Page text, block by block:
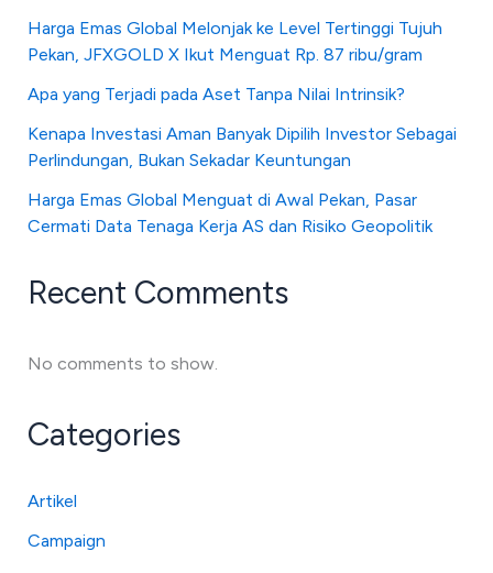
Harga Emas Global Melonjak ke Level Tertinggi Tujuh
Pekan, JFXGOLD X Ikut Menguat Rp. 87 ribu/gram
Apa yang Terjadi pada Aset Tanpa Nilai Intrinsik?
Kenapa Investasi Aman Banyak Dipilih Investor Sebagai
Perlindungan, Bukan Sekadar Keuntungan
Harga Emas Global Menguat di Awal Pekan, Pasar
Cermati Data Tenaga Kerja AS dan Risiko Geopolitik
Recent Comments
No comments to show.
Categories
Artikel
Campaign